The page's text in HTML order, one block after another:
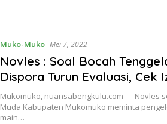
Muko-Muko Mei 7, 2022
Novles : Soal Bocah
Dispora Turun Evaluasi, Cek
Mukomuko, nuansabengkulu.com — Novles
Muda Kabupaten Mukomuko meminta
main…